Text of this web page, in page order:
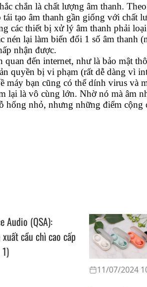
chắn là chất lượng âm thanh.
tạo âm thanh gần giống với chất
các thiết bị xử lý âm thanh phải
nén lại làm biến đổi 1 số âm
nhận được.
đến internet, như là bảo mật
quyền bị vi phạm (rất dễ dàng vì
máy bạn cũng có thể dính virus và
lại là vô cùng lớn. Nhờ nó mà âm
nhỏ, nhưng những điểm cộng
Audio (QSA):
cầu chì cao cấp
11/07/2024